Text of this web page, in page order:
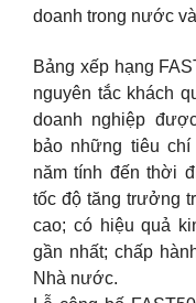
doanh trong nước
Bảng xếp hạng
nguyên tắc khách
doanh nghiệp
bảo những tiêu
năm tính đến thời
tốc độ tăng trưởng
cao; có hiệu quả
gần nhất; chấp
Nhà nước.